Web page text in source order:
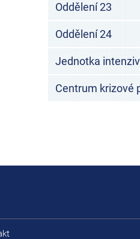
Oddělení 23
Oddělení 24
Jednotka
Centrum krizové